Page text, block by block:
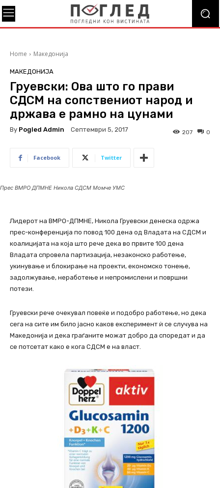
Home Македонија
МАКЕДОНИЈА
Груевски: Ова што го прави
СДСМ на сопствениот народ и
држава е рамно на цунами
By Pogled Admin Септември 5, 2017 0
207
Facebook Twitter
Прес ВМРО ДПМНЕ Никола СДСМ Момче УМС
Лидерот на ВМРО-ДПМНЕ, Никола Груевски денеска одржа
прес-конференција по повод 100 дена од Владата на СДСМ и
коалицијата на која што рече дека во првите 100 дена
Владата спровела партизација, незаконско работење,
укинување и блокирање на проекти, економско тонење,
задолжување, неработење и непромислени и површни
потези.
Груевски рече очекувал повеќе и подобро работење, но дека
сега на сите им било јасно каков експеримент ѝ се случува на
Македонија и дека граѓаните можат добро да споредат и да
се потсетат како е кога СДСМ е на власт.